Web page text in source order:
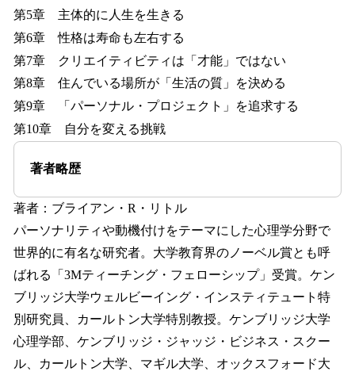
第5章 主体的に人生を生きる
第6章 性格は寿命も左右する
第7章 クリエイティビティは「才能」ではない
第8章 住んでいる場所が「生活の質」を決める
第9章 「パーソナル・プロジェクト」を追求する
第10章 自分を変える挑戦
著者略歴
著者：ブライアン・R・リトル
パーソナリティや動機付けをテーマにした心理学分野で
世界的に有名な研究者。大学教育界のノーベル賞とも呼
ばれる「3Mティーチング・フェローシップ」受賞。ケン
ブリッジ大学ウェルビーイング・インスティテュート特
別研究員、カールトン大学特別教授。ケンブリッジ大学
心理学部、ケンブリッジ・ジャッジ・ビジネス・スクー
ル、カールトン大学、マギル大学、オックスフォード大